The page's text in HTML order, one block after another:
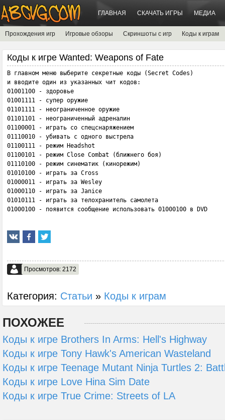
ГЛАВНАЯ СКАЧАТЬ ИГРЫ МЕДИА
Прохождения игр Игровые обзоры Скриншоты с игр Коды к играм
Коды к игре Wanted: Weapons of Fate
В главном меню выберите секретные коды (Secret Codes)
и вводите один из указанных чит кодов:
01001100 - здоровье
01001111 - супер оружие
01101111 - неограниченное оружие
01101101 - неограниченный адреналин
01100001 - играть со спецснаряжением
01110010 - убивать с одного выстрела
01100111 - режим Headshot
01100101 - режим Close Combat (ближнего боя)
01110100 - режим синематик (кинорежим)
01010100 - играть за Cross
01000011 - играть за Wesley
01000110 - играть за Janice
01010111 - играть за телохранитель самолета
01000100 - появится сообщение использовать 01000100 в DVD
Просмотров: 2172
Категория: Статьи » Коды к играм
ПОХОЖЕЕ
Коды к игре Brothers In Arms: Hell's Highway
Коды к игре Tony Hawk's American Wasteland
Коды к игре Teenage Mutant Ninja Turtles 2:
Коды к игре Love Hina Sim Date
Коды к игре True Crime: Streets of LA